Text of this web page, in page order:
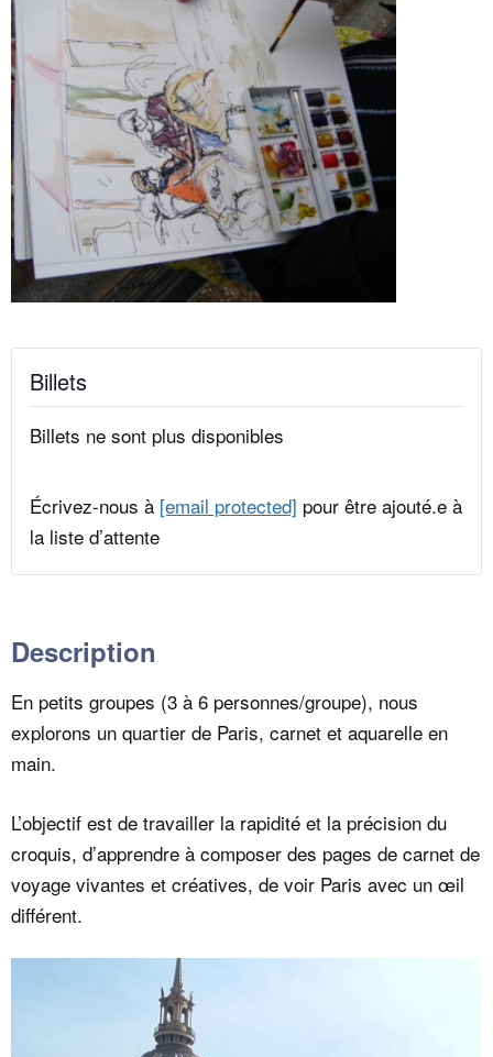
Billets
Billets ne sont plus disponibles
Écrivez-nous à [email protected] pour être ajouté.e à
la liste d’attente
Description
En petits groupes (3 à 6 personnes/groupe), nous
explorons un quartier de Paris, carnet et aquarelle en
main.
L’objectif est de travailler la rapidité et la précision du
croquis, d’apprendre à composer des pages de carnet de
voyage vivantes et créatives, de voir Paris avec un œil
différent.